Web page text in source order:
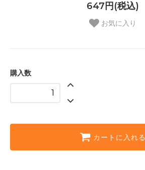
647円(税込)
お気に入り
購入数
カートに入れる